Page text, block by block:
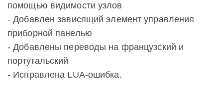
помощью видимости узлов
- Добавлен зависящий элемент управления
приборной панелью
- Добавлены переводы на французский и
португальский
- Исправлена LUA-ошибка.